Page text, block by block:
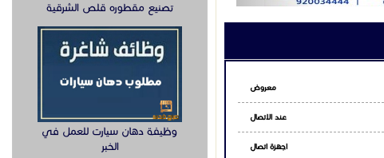
معروض
عند الاتصال
اجهزة اتصال
تصنيع مقطوره قلص الشرقية
وظيفة دهان سيارت للعمل في
الخبر